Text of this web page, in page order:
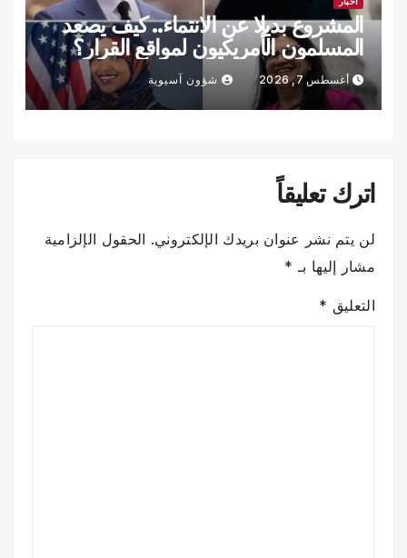
المشروع بديلا عن الانتماء.. كيف يصعد
المسلمون الأمريكيون لمواقع القرار؟
أغسطس 7, 2026 شؤون آسيوية
اترك تعليقاً
لن يتم نشر عنوان بريدك الإلكتروني. الحقول الإلزامية
مشار إليها بـ *
التعليق *